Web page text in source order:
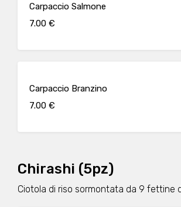
Carpaccio Salmone
7.00 €
Carpaccio Branzino
7.00 €
Chirashi (5pz)
Ciotola di riso sormontata da 9 fettine